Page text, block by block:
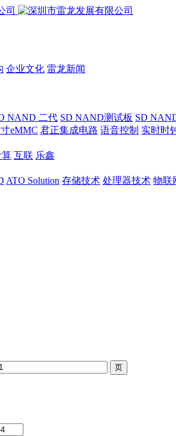
企业文化 雷龙新闻
NAND 二代 SD NAND测试板 SD
eMMC 君正集成电路 语音控制 实时时
算 互联 乐鑫
ATO Solution 存储技术 处理器技术 物联